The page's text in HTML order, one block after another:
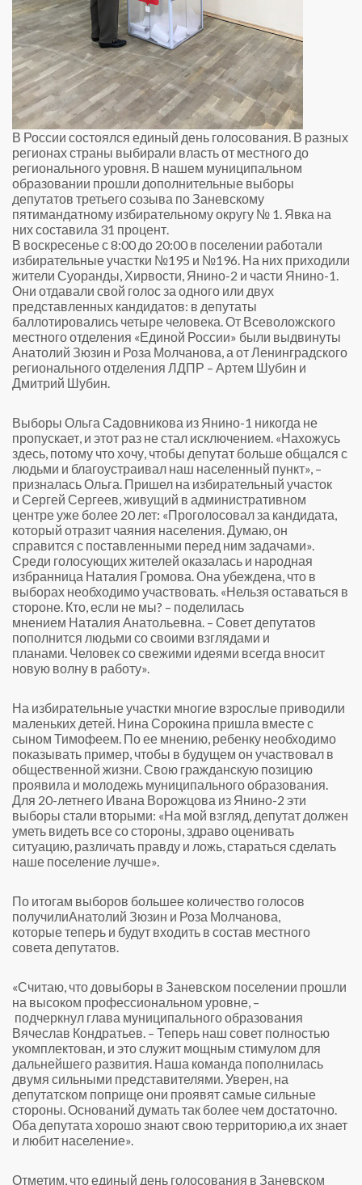
В России состоялся единый день голосования. В разных
регионах страны выбирали власть от местного до
регионального уровня. В нашем муниципальном
образовании прошли дополнительные выборы
депутатов третьего созыва по Заневскому
пятимандатному избирательному округу № 1. Явка на
них составила 31 процент.
В воскресенье с 8:00 до 20:00 в поселении работали
избирательные участки №195 и №196. На них приходили
жители Суоранды, Хирвости, Янино-2 и части Янино-1.
Они отдавали свой голос за одного или двух
представленных кандидатов: в депутаты
баллотировались четыре человека. От Всеволожского
местного отделения «Единой России» были выдвинуты
Анатолий Зюзин и Роза Молчанова, а от Ленинградского
регионального отделения ЛДПР – Артем Шубин и
Дмитрий Шубин.
Выборы Ольга Садовникова из Янино-1 никогда не
пропускает, и этот раз не стал исключением. «Нахожусь
здесь, потому что хочу, чтобы депутат больше общался с
людьми и благоустраивал наш населенный пункт», –
призналась Ольга. Пришел на избирательный участок
и Сергей Сергеев, живущий в административном
центре уже более 20 лет: «Проголосовал за кандидата,
который отразит чаяния населения. Думаю, он
справится с поставленными перед ним задачами».
Среди голосующих жителей оказалась и народная
избранница Наталия Громова. Она убеждена, что в
выборах необходимо участвовать. «Нельзя оставаться в
стороне. Кто, если не мы? – поделилась
мнением Наталия Анатольевна. – Совет депутатов
пополнится людьми со своими взглядами и
планами. Человек со свежими идеями всегда вносит
новую волну в работу».
На избирательные участки многие взрослые приводили
маленьких детей. Нина Сорокина пришла вместе с
сыном Тимофеем. По ее мнению, ребенку необходимо
показывать пример, чтобы в будущем он участвовал в
общественной жизни.Свою гражданскую позицию
проявила и молодежь муниципального образования.
Для 20-летнего Ивана Ворожцова из Янино-2 эти
выборы стали вторыми: «На мой взгляд, депутат должен
уметь видеть все со стороны, здраво оценивать
ситуацию, различать правду и ложь, стараться сделать
наше поселение лучше».
По итогам выборов большее количество голосов
получилиАнатолий Зюзин и Роза Молчанова,
которыетеперь и будут входить в состав местного
совета депутатов.
«Считаю, что довыборы в Заневском поселении прошли
на высоком профессиональном уровне, –
подчеркнул глава муниципального образования
Вячеслав Кондратьев. – Теперь наш совет полностью
укомплектован, и это служит мощным стимулом для
дальнейшего развития. Наша команда пополнилась
двумя сильными представителями. Уверен, на
депутатском поприще они проявят самые сильные
стороны. Оснований думать так более чем достаточно.
Оба депутата хорошо знают свою территорию,а их знает
и любит население».
Отметим, что единый день голосования в Заневском